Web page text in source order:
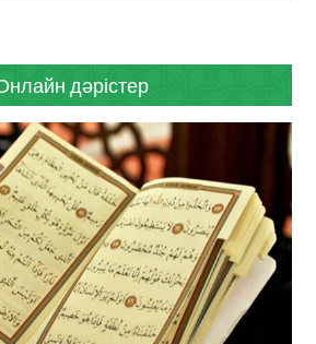
дәрістер